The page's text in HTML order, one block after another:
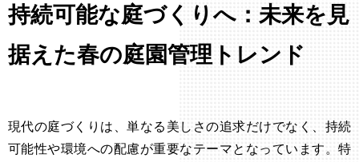
持続可能な庭づくりへ：未来を見
据えた春の庭園管理トレンド
現代の庭づくりは、単なる美しさの追求だけでなく、持続
可能性や環境への配慮が重要なテーマとなっています。特